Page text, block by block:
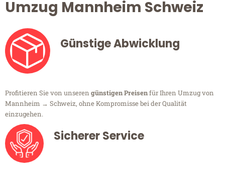
Umzug Mannheim Schweiz
Günstige Abwicklung
Profitieren Sie von unseren günstigen Preisenfür Ihren Umzug von
Mannheim → Schweiz, ohne Kompromisse bei der Qualität
einzugehen.
Sicherer Service